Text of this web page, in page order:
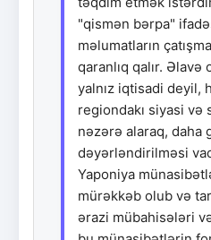
"qismən bərpa"
məlumatların
qaranlıq qalır. Əlavə
yalnız iqtisadi deyil,
regiondakı siyasi
nəzərə alaraq, daha
dəyərləndirilməsi
Yaponiya
mürəkkəb olub və
ərazi mübahisələri